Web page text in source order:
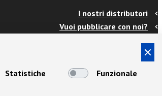
I nostri distributori
Vuoi pubblicare con noi?
Info e spedizioni
Termini e condizioni
Cookies
Statistiche
Funzionale